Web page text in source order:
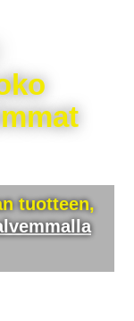
tuotteen,